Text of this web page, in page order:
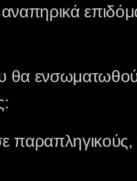
θα
παραπληγικούς,